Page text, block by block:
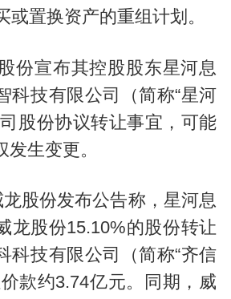
或置换资产的重组计划。
份宣布其控股股东星河息
科技有限公司（简称“星河
股份协议转让事宜，可能
生变更。
股份发布公告称，星河息
龙股份15.10%的股份转让
科技有限公司（简称“齐信
款约3.74亿元。同期，威